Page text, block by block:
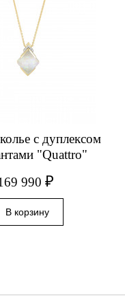
с дуплексом
"Quattro"
990 ₽